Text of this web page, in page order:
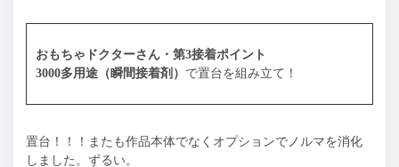
おもちゃドクターさん・第3接着ポイント
3000多用途（瞬間接着剤） で置台を組み立て！
置台！！！またも作品本体でなくオプションでノルマを消化
しました。ずるい。